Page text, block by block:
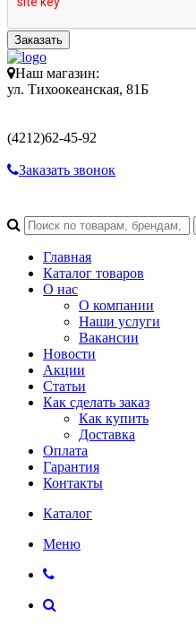
Заказать
Наш магазин:
ул. Тихоокеанская, 81Б
(4212)62-45-92
Заказать звонок
Главная
Каталог товаров
О нас
О компании
Наши услуги
Вакансии
Новости
Акции
Статьи
Как сделать заказ
Как купить
Доставка
Оплата
Гарантия
Контакты
Каталог
Меню